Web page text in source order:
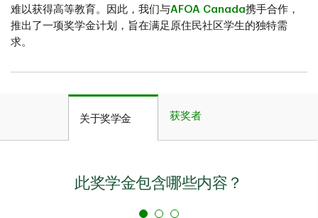
难以获得高等教育。因此，我们与AFOA Canada携手合作，
推出了一项奖学金计划，旨在满足原住民社区学生的独特需
求。
关于奖学金 获奖者
此奖学金包含哪些内容？